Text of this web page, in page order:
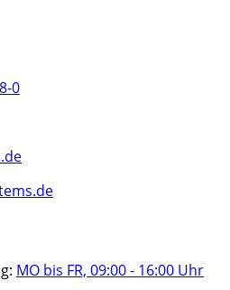
0
MO bis FR, 09:00 - 16:00 Uhr